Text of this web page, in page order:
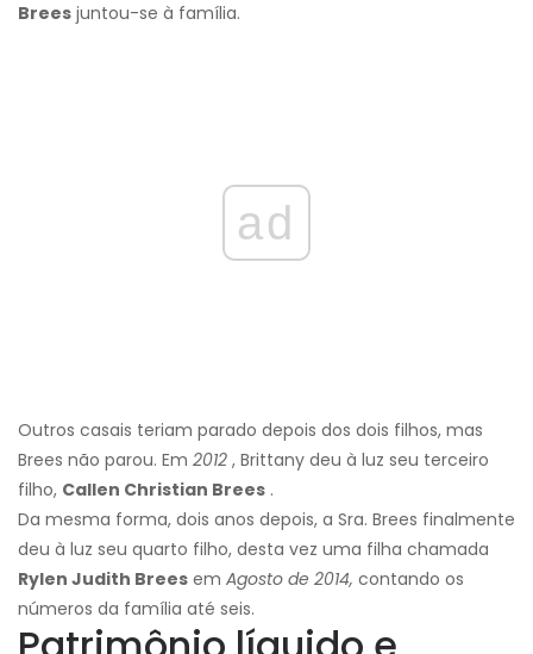
Brees juntou-se à família.
ad
Outros casais teriam parado depois dos dois filhos, mas
Brees não parou. Em 2012 , Brittany deu à luz seu terceiro
filho, Callen Christian Brees .
Da mesma forma, dois anos depois, a Sra. Brees finalmente
deu à luz seu quarto filho, desta vez uma filha chamada
Rylen Judith Brees em Agosto de 2014, contando os
números da família até seis.